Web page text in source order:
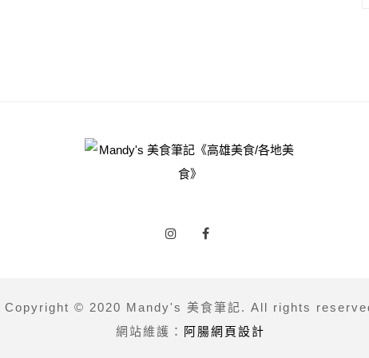
Copyright © 2020 Mandy's 美食筆記. All rights
網站維護： 阿腸網頁設計